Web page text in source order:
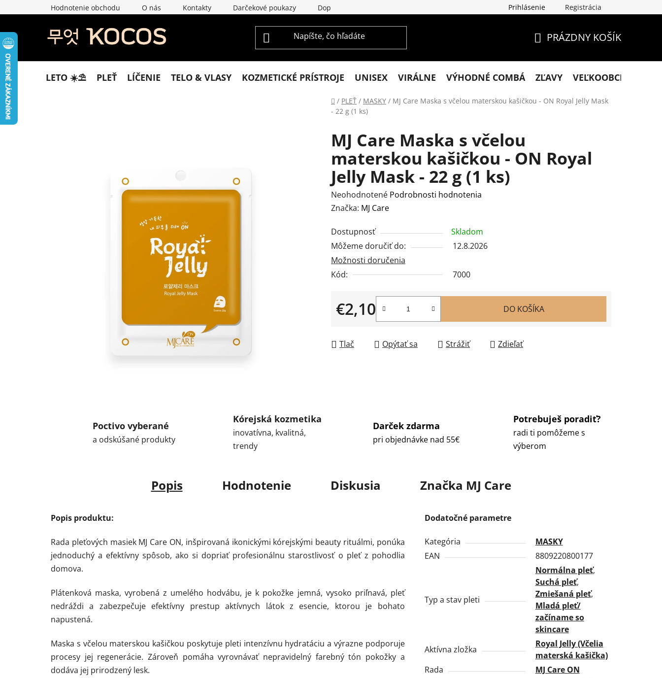
na
Hodnotenie obchodu O nás Kontakty Darčekové poukazy Doprava a platba Podmienky ochrany osobných údajov
Prihlásenie Registrácia
KOŠÍK
PRÁZDNY KOŠÍK
LETO ☀️​⛱️​ PLEŤ LÍČENIE TELO & VLASY KOZMETICKÉ PRÍSTROJE UNISEX VIRÁLNE VÝHODNÉ COMBÁ ZĽAVY VEĽKOOBCHOD
Domov
/ PLEŤ / MASKY / MJ Care Maska s včelou materskou kašičkou - ON Royal Jelly Mask
- 22 g (1 ks)
MJ Care Maska s včelou
materskou kašičkou - ON Royal
Jelly Mask - 22 g (1 ks)
Priemerné
hodnotenie
je
0,0
z
5
Neohodnotené Podrobnosti hodnotenia
Značka: MJ Care
Dostupnosť
Skladom
Môžeme doručiť do:
12.8.2026
Možnosti doručenia
Kód:
7000
€2,10
Jednotková cena:
DO KOŠÍKA
Tlač Opýtať sa Strážiť Zdieľať
Poctivo vyberané
a odskúšané produkty
Kórejská kozmetika
inovatívna, kvalitná,
trendy
Darček zdarma
pri objednávke nad 55€
Potrebuješ poradiť?
radi ti pomôžeme s
výberom
Popis Hodnotenie Diskusia Značka MJ Care
Popis produktu:
Rada pleťových masiek MJ Care ON, inšpirovaná ikonickými kórejskými beauty rituálmi, ponúka
jednoduchý a efektívny spôsob, ako si dopriať profesionálnu starostlivosť o pleť z pohodlia
domova.
Plátenková maska, vyrobená z umelého hodvábu, je k pokožke jemná, vysoko priľnavá, pleť
nedráždi a zabezpečuje efektívny prestup aktívnych látok z esencie, ktorou je bohato
napustená.
Maska s včelou materskou kašičkou poskytuje pleti intenzívnu hydratáciu a výrazne podporuje
procesy jej regenerácie. Zároveň pomáha vyrovnávať nepravidelný farebný tón pokožky a
dodáva jej prirodzený lesk.
Dodatočné parametre
Kategória
MASKY
EAN
8809220800177
Typ a stav pleti
Normálna pleť,
Suchá pleť,
Zmiešaná pleť,
Mladá pleť/
začíname so
skincare
Aktívna zložka
Royal Jelly (Včelia
materská kašička)
Rada
MJ Care ON